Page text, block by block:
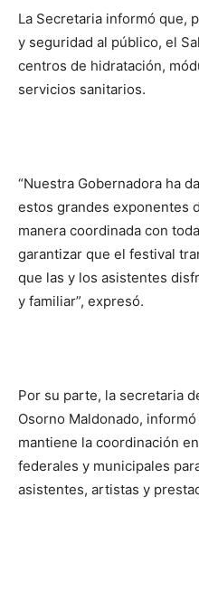
La Secretaria informó que,
y seguridad al público, el
centros de hidratación,
servicios sanitarios.
“Nuestra Gobernadora ha
estos grandes exponentes
manera coordinada con
garantizar que el festival
que las y los asistentes
y familiar”, expresó.
Por su parte, la secretaria
Osorno Maldonado,
mantiene la coordinación
federales y municipales
asistentes, artistas y